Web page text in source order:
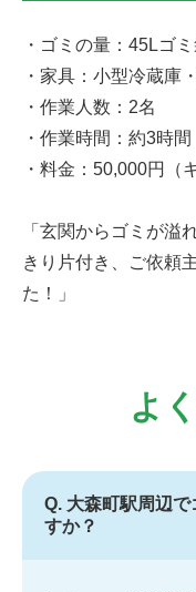
・ゴミの量：45Lゴ
・家具：小型冷蔵庫
・作業人数：2名
・作業時間：約3時間
・料金：50,000円（
「玄関からゴミが溢
きり片付き、ご依頼
た！」
よ
Q. 大森町駅周辺
すか？